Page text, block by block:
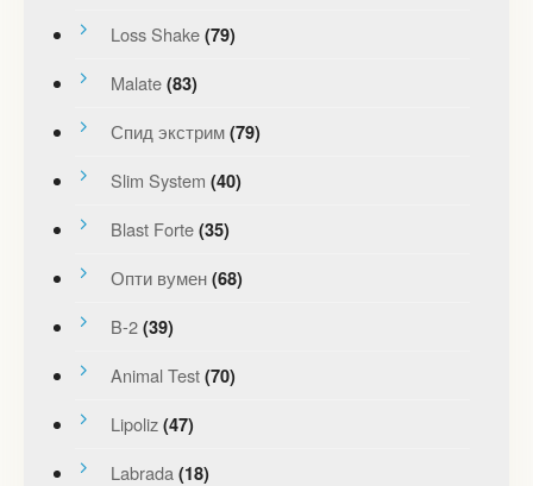
Loss Shake (79)
Malate (83)
Спид экстрим (79)
Slim System (40)
Blast Forte (35)
Опти вумен (68)
B-2 (39)
Animal Test (70)
Lipoliz (47)
Labrada (18)